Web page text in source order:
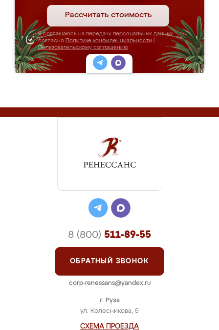
Рассчитать стоимость
Я соглашаюсь на передачу персональных данных
согласно Политике конфиденциальности
Пользовательскому соглашению
г. Руза
ул. Колесникова, 5
СХЕМА ПРОЕЗДА
8 (800) 511-89-55
ОБРАТНЫЙ ЗВОНОК
corp-renessans@yandex.ru